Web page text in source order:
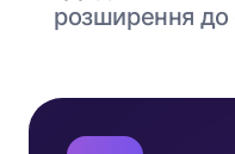
розширення до